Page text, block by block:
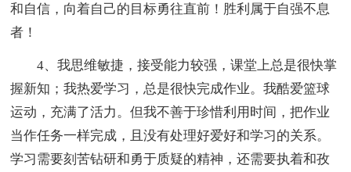
和自信，向着自己的目标勇往直前！胜利属于自强不息
者！
4、我思维敏捷，接受能力较强，课堂上总是很快掌
握新知；我热爱学习，总是很快完成作业。我酷爱篮球
运动，充满了活力。但我不善于珍惜利用时间，把作业
当作任务一样完成，且没有处理好爱好和学习的关系。
学习需要刻苦钻研和勇于质疑的精神，还需要执着和孜